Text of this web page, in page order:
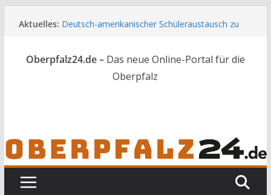
Inhalt
Aktuelles: Deutsch-amerikanischer Schüleraustausch zu
Unbekannte versuchen in Gebäude in Reuth
einzubrechen
Audi prallt gegen Brückengeländer in Weiden
Oberpfalz24.de – Das neue Online-Portal für die
Oberpfalz